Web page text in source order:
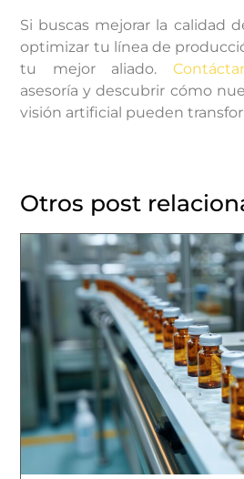
Si buscas mejorar la calidad
optimizar tu línea de
tu mejor aliado.
asesoría y descubrir cómo
visión artificial pueden
Otros post